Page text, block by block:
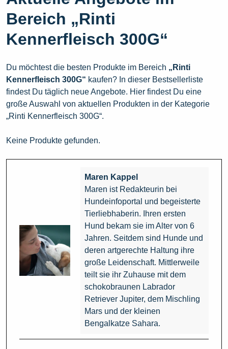
Bereich „Rinti
Kennerfleisch 300G“
Du möchtest die besten Produkte im Bereich „Rinti
Kennerfleisch 300G“ kaufen? In dieser Bestsellerliste
findest Du täglich neue Angebote. Hier findest Du eine
große Auswahl von aktuellen Produkten in der Kategorie
„Rinti Kennerfleisch 300G“.
Keine Produkte gefunden.
Maren Kappel
Maren ist Redakteurin bei
Hundeinfoportal und begeisterte
Tierliebhaberin. Ihren ersten
Hund bekam sie im Alter von 6
Jahren. Seitdem sind Hunde und
deren artgerechte Haltung ihre
große Leidenschaft. Mittlerweile
teilt sie ihr Zuhause mit dem
schokobraunen Labrador
Retriever Jupiter, dem Mischling
Mars und der kleinen
Bengalkatze Sahara.